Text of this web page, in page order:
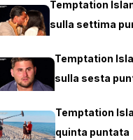
Temptation
sulla settima
Temptation
sulla sesta
Temptation
quinta puntata